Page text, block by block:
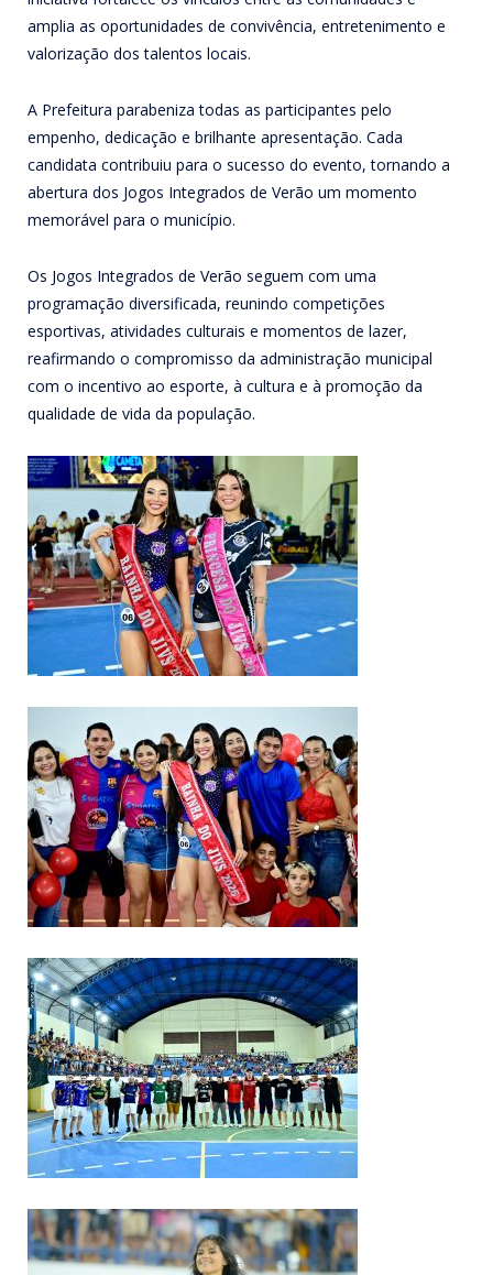
amplia as oportunidades de convivência, entretenimento e
valorização dos talentos locais.
A Prefeitura parabeniza todas as participantes pelo
empenho, dedicação e brilhante apresentação. Cada
candidata contribuiu para o sucesso do evento, tornando a
abertura dos Jogos Integrados de Verão um momento
memorável para o município.
Os Jogos Integrados de Verão seguem com uma
programação diversificada, reunindo competições
esportivas, atividades culturais e momentos de lazer,
reafirmando o compromisso da administração municipal
com o incentivo ao esporte, à cultura e à promoção da
qualidade de vida da população.